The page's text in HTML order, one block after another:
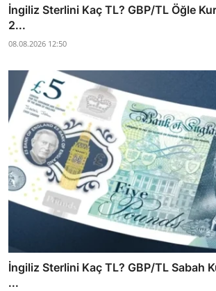
İngiliz Sterlini Kaç TL? GBP/TL Öğle
2...
08.08.2026 12:50
İngiliz Sterlini Kaç TL? GBP/TL Sabah
...